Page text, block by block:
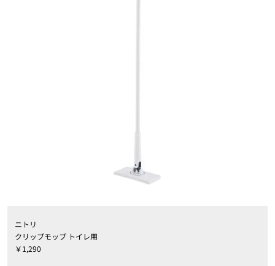
ニトリ
クリップモップ トイレ用
￥1,290